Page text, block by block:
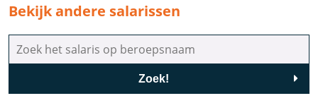
Bekijk andere salarissen
Zoek!